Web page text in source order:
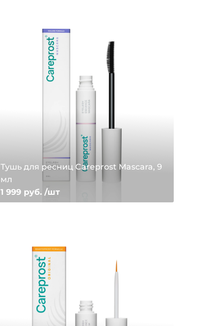
Тушь для ресниц Careprost Mascara, 9
мл
1 999 руб. /шт